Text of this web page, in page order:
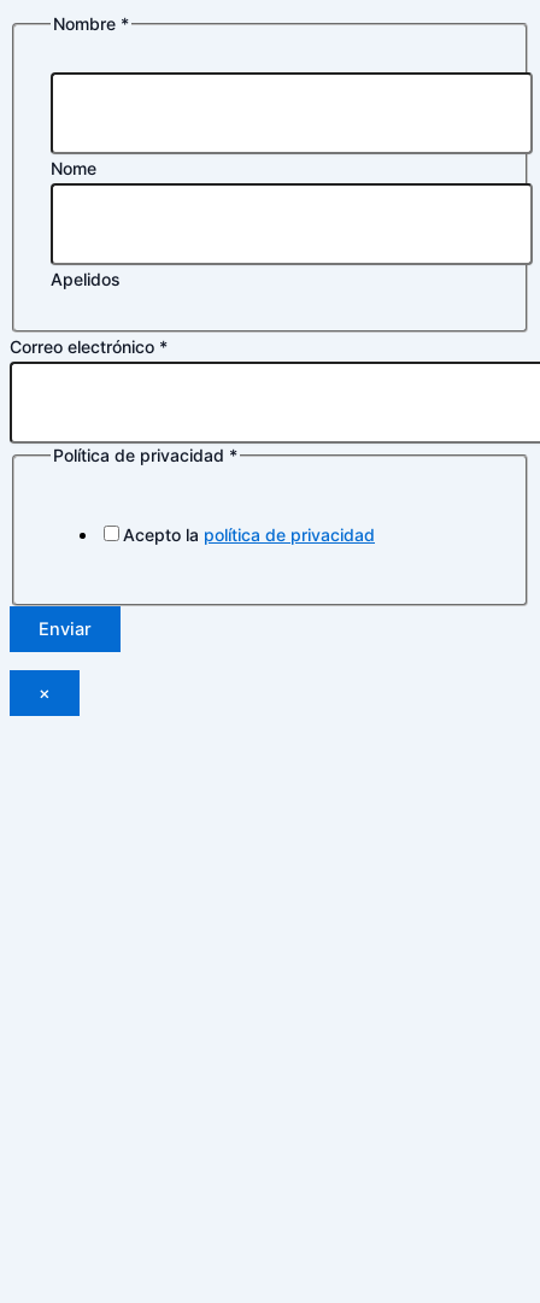
Nombre *
Nome
Apelidos
Correo electrónico *
de
Política de privacidad *
Acepto la política de privacidad
Enviar
×